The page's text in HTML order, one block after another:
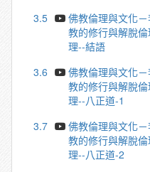
3.5
佛教倫理與文化
教的修行與解脫
理--結語
3.6
佛教倫理與文化
教的修行與解脫
理--八正道-1
3.7
佛教倫理與文化
教的修行與解脫
理--八正道-2